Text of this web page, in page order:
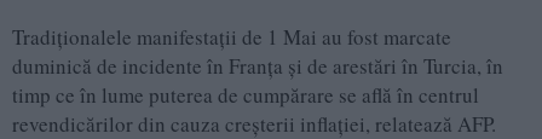
Tradiţionalele manifestaţii de 1 Mai au fost marcate
duminică de incidente în Franţa şi de arestări în Turcia, în
timp ce în lume puterea de cumpărare se află în centrul
revendicărilor din cauza creşterii inflaţiei, relatează AFP.